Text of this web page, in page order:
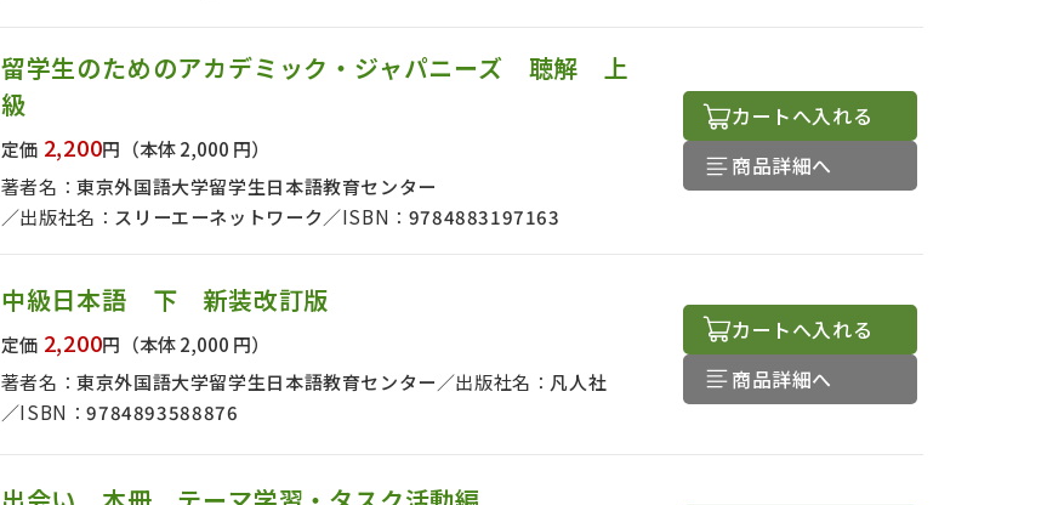
留学生のためのアカデミック・ジャパニーズ 聴解 上
級
定価 2,200円 （本体 2,000 円）
著者名：東京外国語大学留学生日本語教育センター
出版社名： スリーエーネットワーク ISBN： 9784883197163
カートへ入れる
商品詳細へ
中級日本語 下 新装改訂版
定価 2,200円 （本体 2,000 円）
著者名：東京外国語大学留学生日本語教育センター 出版社名： 凡人社
ISBN：9784893588876
カートへ入れる
商品詳細へ